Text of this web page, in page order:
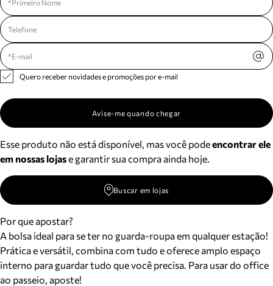
Quero receber novidades e promoções por e-mail
Avise-me quando chegar
Esse produto não está disponível, mas você podeencontrar ele
em nossas lojase garantir sua compra ainda hoje.
Buscar em lojas
Por que apostar?
A bolsa ideal para se ter no guarda-roupa em qualquer estação!
Prática e versátil, combina com tudo e oferece amplo espaço
interno para guardar tudo que você precisa. Para usar do office
ao passeio, aposte!